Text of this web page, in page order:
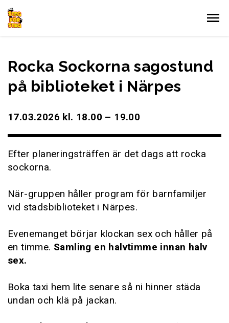
Gå till innehållet
Rocka Sockorna sagostund
på biblioteket i Närpes
17.03.2026 kl. 18.00 – 19.00
Efter planeringsträffen är det dags att rocka
sockorna.
När-gruppen håller program för barnfamiljer
vid stadsbiblioteket i Närpes.
Evenemanget börjar klockan sex och håller på
en timme. Samling en halvtimme innan halv
sex.
Boka taxi hem lite senare så ni hinner städa
undan och klä på jackan.